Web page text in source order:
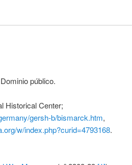
público.
Historical Center;
gersh-b/bismarck.htm,
w/index.php?curid=4793168.